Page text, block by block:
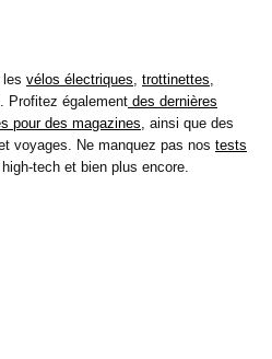
les vélos électriques trottinettes
Profitez également des dernières
pour des magazines , ainsi que des
voyages. Ne manquez pas nos tests
tech et bien plus encore.